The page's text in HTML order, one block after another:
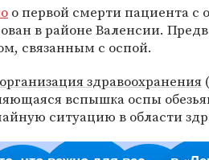
о первой смерти пациента с
в районе Валенсии.
связанным с оспой.
здравоохранения
вспышка оспы
ситуацию в области